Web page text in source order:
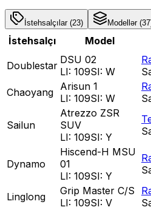
İstehsalçılar(23) Modellər(37
İstehsalçı Model
Doublestar DSU 02
LI: 109SI: W
Chaoyang Arisun 1
LI: 109SI: W
Sailun
Atrezzo ZSR
SUV
LI: 109SI: Y
Dynamo
Hiscend-H MSU
01
LI: 109SI: Y
Linglong
Grip Master C/S
LI: 109SI: V